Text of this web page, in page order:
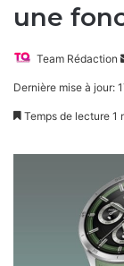
une
Team Rédaction
Dernière mise à jour:
Temps de lecture 1